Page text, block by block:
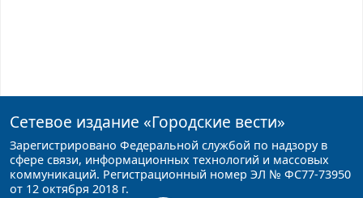
Сетевое издание «Городские вести»
Зарегистрировано Федеральной службой по надзору в
сфере связи, информационных технологий и массовых
коммуникаций. Регистрационный номер ЭЛ № ФС77-73950
от 12 октября 2018 г.